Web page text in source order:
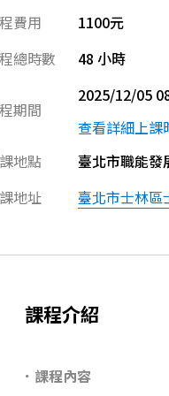
費用
1100元
總時數
48 小時
期間
2025/12/05
查看詳細上課
地點
臺北市職能發
地址
臺北市士林區
課程介紹
．課程內容